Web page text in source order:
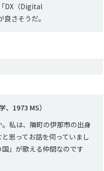
DX（Digital
さそうだ。
1973 MS）
私は、隣町の伊那市の出身
思ってお話を伺っていまし
」が歌える仲間なのです